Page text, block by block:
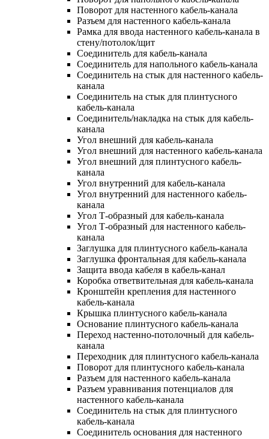
Поворот для настенного кабель-канала
Разъем для настенного кабель-канала
Рамка для ввода настенного кабель-канала в
стену/потолок/щит
Соединитель для кабель-канала
Соединитель для напольного кабель-канала
Соединитель на стык для настенного кабель-
канала
Соединитель на стык для плинтусного
кабель-канала
Соединитель/накладка на стык для кабель-
канала
Угол внешний для кабель-канала
Угол внешний для настенного кабель-канала
Угол внешний для плинтусного кабель-
канала
Угол внутренний для кабель-канала
Угол внутренний для настенного кабель-
канала
Угол Т-образный для кабель-канала
Угол Т-образный для настенного кабель-
канала
Заглушка для плинтусного кабель-канала
Заглушка фронтальная для кабель-канала
Защита ввода кабеля в кабель-канал
Коробка ответвительная для кабель-канала
Кронштейн крепления для настенного
кабель-канала
Крышка плинтусного кабель-канала
Основание плинтусного кабель-канала
Переход настенно-потолочный для кабель-
канала
Переходник для плинтусного кабель-канала
Поворот для плинтусного кабель-канала
Разъем для настенного кабель-канала
Разъем уравнивания потенциалов для
настенного кабель-канала
Соединитель на стык для плинтусного
кабель-канала
Соединитель основания для настенного